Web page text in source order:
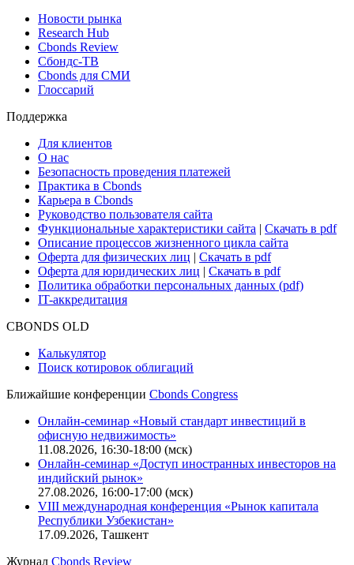
Поиск ETF & Funds
Новости и Аналитика
Новости рынка
Research Hub
Сбондс-ТВ
Глоссарий
Поддержка
Для клиентов
О нас
Безопасность проведения платежей
Практика в Cbonds
Карьера в Cbonds
Руководство пользователя сайта
Функциональные характеристики сайта|Скачать в pdf
Описание процессов жизненного цикла сайта
Оферта для юридических лиц
IT-аккредитация
Поиск котировок облигаций
Ближайшие конференцииCbonds Congress
Онлайн-семинар «Новый стандарт инвестиций в
офисную недвижимость»
11.08.2026, 16:30-18:00 (мск)
Онлайн-семинар «Доступ иностранных инвесторов на
индийский рынок»
VIII международная конференция «Рынок капитала